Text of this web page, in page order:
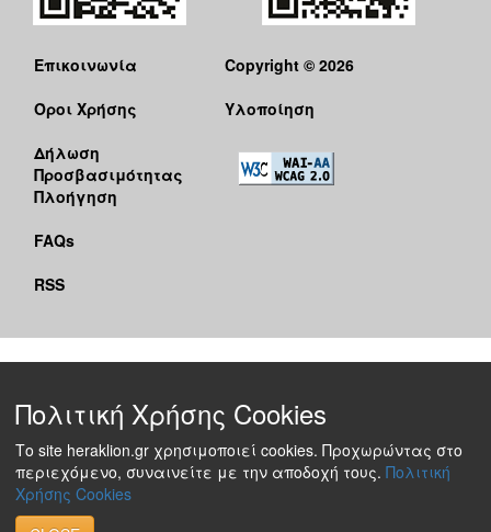
Επικοινωνία
Όροι Χρήσης
Δήλωση
Προσβασιμότητας
Πλοήγηση
FAQs
RSS
Copyright © 2026
Υλοποίηση
Πολιτική Χρήσης Cookies
Το site heraklion.gr χρησιμοποιεί cookies. Προχωρώντας στο
περιεχόμενο, συναινείτε με την αποδοχή τους. Πολιτική
Χρήσης Cookies